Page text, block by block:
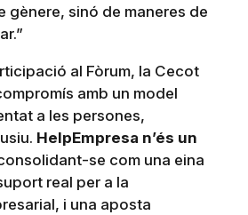
gènere, sinó de maneres de
al Fòrum, la Cecot
amb un model
a les persones,
HelpEmpresa n’és un
se com una eina
real per a la
i una aposta